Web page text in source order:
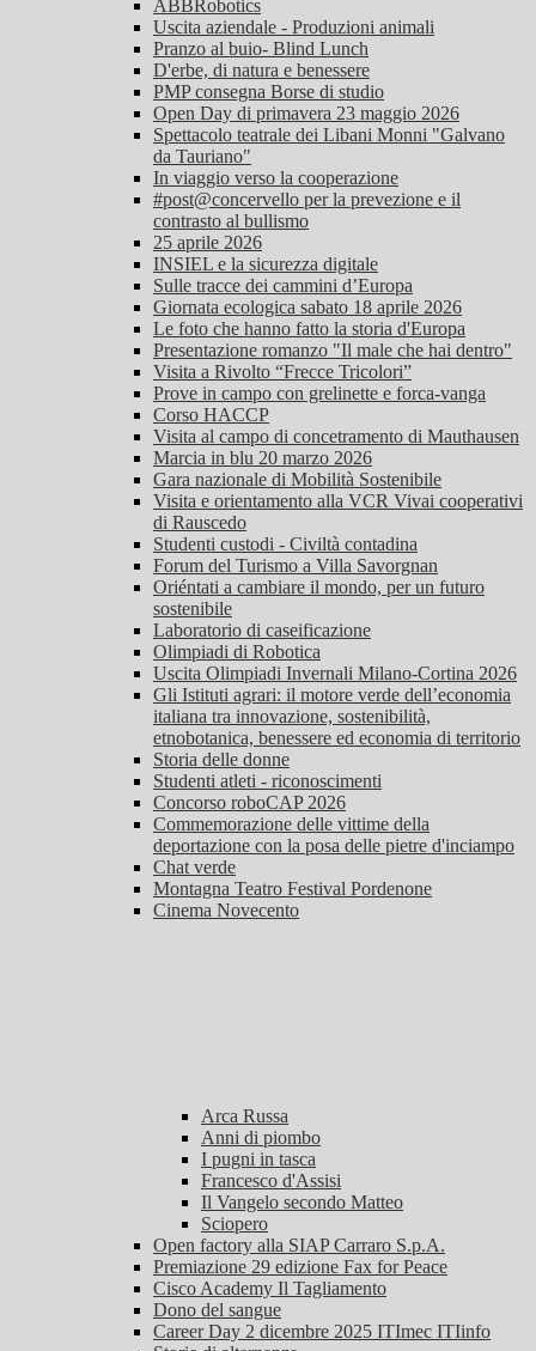
ABBRobotics
Uscita aziendale - Produzioni animali
Pranzo al buio- Blind Lunch
D'erbe, di natura e benessere
PMP consegna Borse di studio
Open Day di primavera 23 maggio 2026
Spettacolo teatrale dei Libani Monni "Galvano
da Tauriano"
In viaggio verso la cooperazione
#post@concervello per la prevezione e il
contrasto al bullismo
25 aprile 2026
INSIEL e la sicurezza digitale
Sulle tracce dei cammini d’Europa
Giornata ecologica sabato 18 aprile 2026
Le foto che hanno fatto la storia d'Europa
Presentazione romanzo "Il male che hai dentro"
Visita a Rivolto “Frecce Tricolori”
Prove in campo con grelinette e forca-vanga
Corso HACCP
Visita al campo di concetramento di Mauthausen
Marcia in blu 20 marzo 2026
Gara nazionale di Mobilità Sostenibile
Visita e orientamento alla VCR Vivai cooperativi
di Rauscedo
Studenti custodi - Civiltà contadina
Forum del Turismo a Villa Savorgnan
Oriéntati a cambiare il mondo, per un futuro
sostenibile
Laboratorio di caseificazione
Olimpiadi di Robotica
Uscita Olimpiadi Invernali Milano-Cortina 2026
Gli Istituti agrari: il motore verde dell’economia
italiana tra innovazione, sostenibilità,
etnobotanica, benessere ed economia di territorio
Storia delle donne
Studenti atleti - riconoscimenti
Concorso roboCAP 2026
Commemorazione delle vittime della
deportazione con la posa delle pietre d'inciampo
Chat verde
Montagna Teatro Festival Pordenone
Cinema Novecento
Arca Russa
Anni di piombo
I pugni in tasca
Francesco d'Assisi
Il Vangelo secondo Matteo
Sciopero
Open factory alla SIAP Carraro S.p.A.
Premiazione 29 edizione Fax for Peace
Cisco Academy Il Tagliamento
Dono del sangue
Career Day 2 dicembre 2025 ITImec ITIinfo